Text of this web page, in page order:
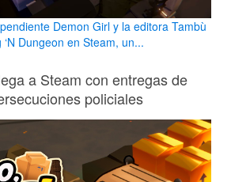
Demon Girl y la editora Tambù
Dungeon en Steam, un...
a Steam con entregas de
policiales